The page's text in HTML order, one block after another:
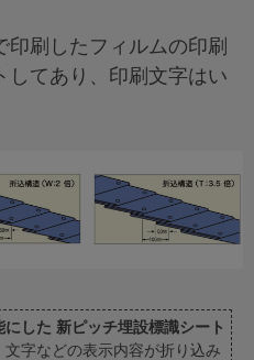
刷したフィルムの印刷
してあり、印刷文字はい
した 新ピッチ埋設標識シート
字などの表示内容が折り込み